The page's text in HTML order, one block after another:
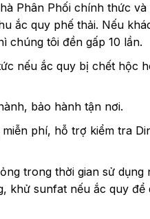
Phân Phối chính thức
ắc quy phế thải. Nếu
chúng tôi đền gấp 10 lần.
nếu ắc quy bị chết hộc
bảo hành tận nơi.
phí, hỗ trợ kiểm tra
trong thời gian sử dụng
khử sunfat nếu ắc quy để